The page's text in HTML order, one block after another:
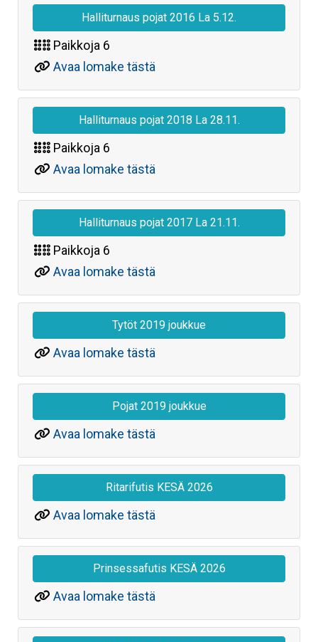
Halliturnaus pojat 2016 La 5.12.
Paikkoja 6
Avaa lomake tästä
Halliturnaus pojat 2018 La 28.11.
Paikkoja 6
Avaa lomake tästä
Halliturnaus pojat 2017 La 21.11.
Paikkoja 6
Avaa lomake tästä
Tytöt 2019 joukkue
Avaa lomake tästä
Pojat 2019 joukkue
Avaa lomake tästä
Ritarifutis KESÄ 2026
Avaa lomake tästä
Prinsessafutis KESÄ 2026
Avaa lomake tästä